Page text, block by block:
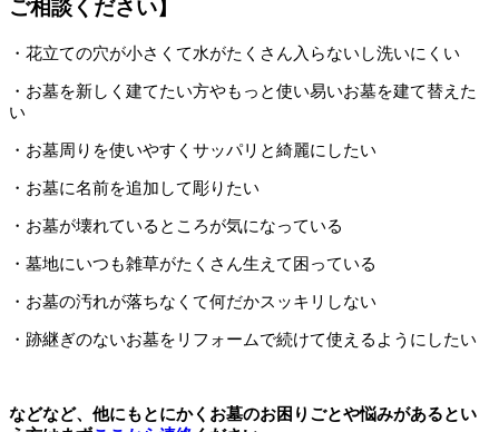
ご相談ください】
・花立ての穴が小さくて水がたくさん入らないし洗いにくい
・お墓を新しく建てたい方やもっと使い易いお墓を建て替えた
い
・お墓周りを使いやすくサッパリと綺麗にしたい
・お墓に名前を追加して彫りたい
・お墓が壊れているところが気になっている
・墓地にいつも雑草がたくさん生えて困っている
・お墓の汚れが落ちなくて何だかスッキリしない
・跡継ぎのないお墓をリフォームで続けて使えるようにしたい
などなど、他にもとにかくお墓のお困りごとや悩みがあるとい